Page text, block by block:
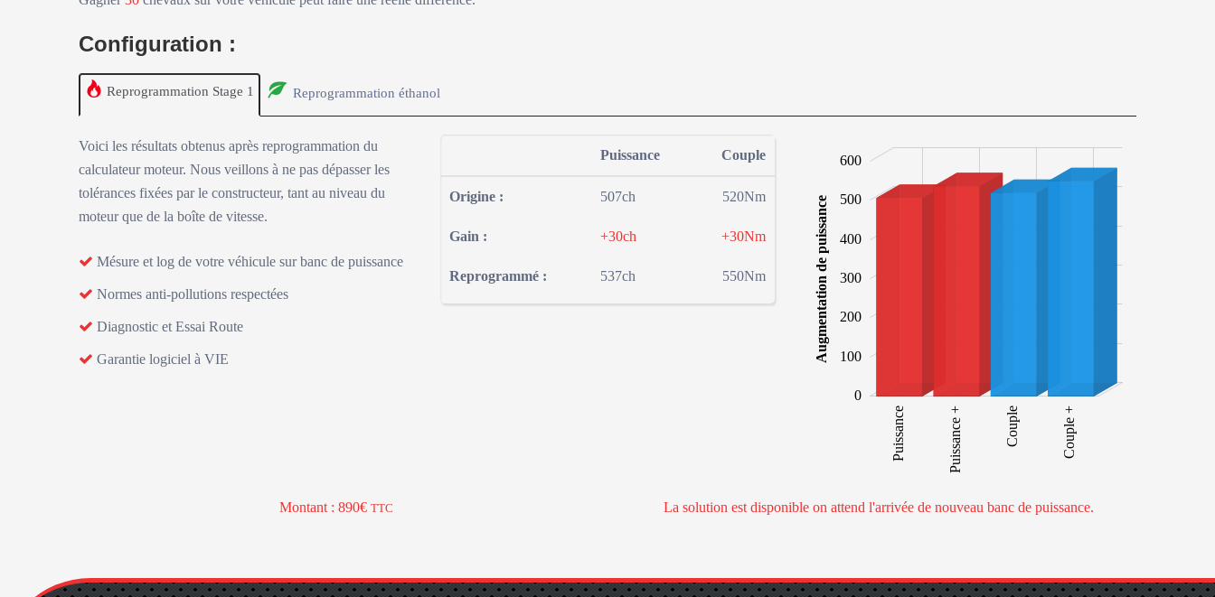
Configuration :
Reprogrammation Stage 1 Reprogrammation éthanol
Voici les résultats obtenus après reprogrammation du
calculateur moteur. Nous veillons à ne pas dépasser les
tolérances fixées par le constructeur, tant au niveau du
moteur que de la boîte de vitesse.
Mésure et log de votre véhicule sur banc de puissance
Normes anti-pollutions respectées
Diagnostic et Essai Route
Garantie logiciel à VIE
Puissance Couple
Origine : 507ch 520Nm
Gain : +30ch +30Nm
Reprogrammé : 537ch 550Nm Augmentation de puissance 100
0
100
200
300
400
500
600
Puissance Puissance + Couple Couple +
Montant : 890€ TTC La solution est disponible on attend l'arrivée de nouveau banc de puissance.